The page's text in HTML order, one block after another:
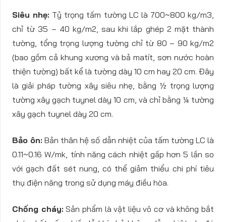
Siêu nhẹ: Tỷ trọng tấm tường LC là 700~800 kg/m3,
chỉ từ 35 – 40 kg/m2, sau khi lắp ghép 2 mặt thành
tường, tổng trọng lượng tường chỉ từ 80 – 90 kg/m2
(bao gồm cả khung xương và bả matít, sơn nước hoàn
thiện tường) bất kể là tường dày 10 cm hay 20 cm. Đây
là giải pháp tường xây siêu nhẹ, bằng ½ trọng lượng
tường xây gạch tuynel dày 10 cm, và chỉ bằng ¼ tường
xây gạch tuynel dày 20 cm.
Bảo ôn: Bản thân hệ số dẫn nhiệt của tấm tường LC là
0.11~0.16 W/mk, tính năng cách nhiệt gấp hơn 5 lần so
với gạch đất sét nung, có thể giảm thiểu chi phí tiêu
thụ điện năng trong sử dụng máy điều hòa.
Chống cháy:Sản phẩm là vật liệu vô cơ và không bắt